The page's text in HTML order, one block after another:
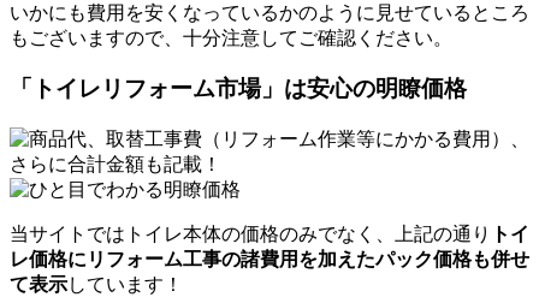
いかにも費用を安くなっているかのように見せているところ
もございますので、十分注意してご確認ください。
「トイレリフォーム市場」は安心の明瞭価格
当サイトではトイレ本体の価格のみでなく、上記の通り
トイ
レ価格にリフォーム工事の諸費用を加えたパック価格も併せ
て表示しています！